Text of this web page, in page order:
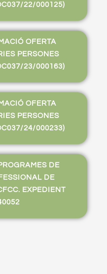
22/000125)
OFERTA
PERSONES
23/000163)
OFERTA
PERSONES
24/000233)
DE
DE
EXPEDIENT